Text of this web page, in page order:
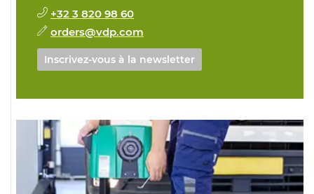
+32 3 820 98 60
orders@vdp.com
Inscrivez-vous à la newsletter